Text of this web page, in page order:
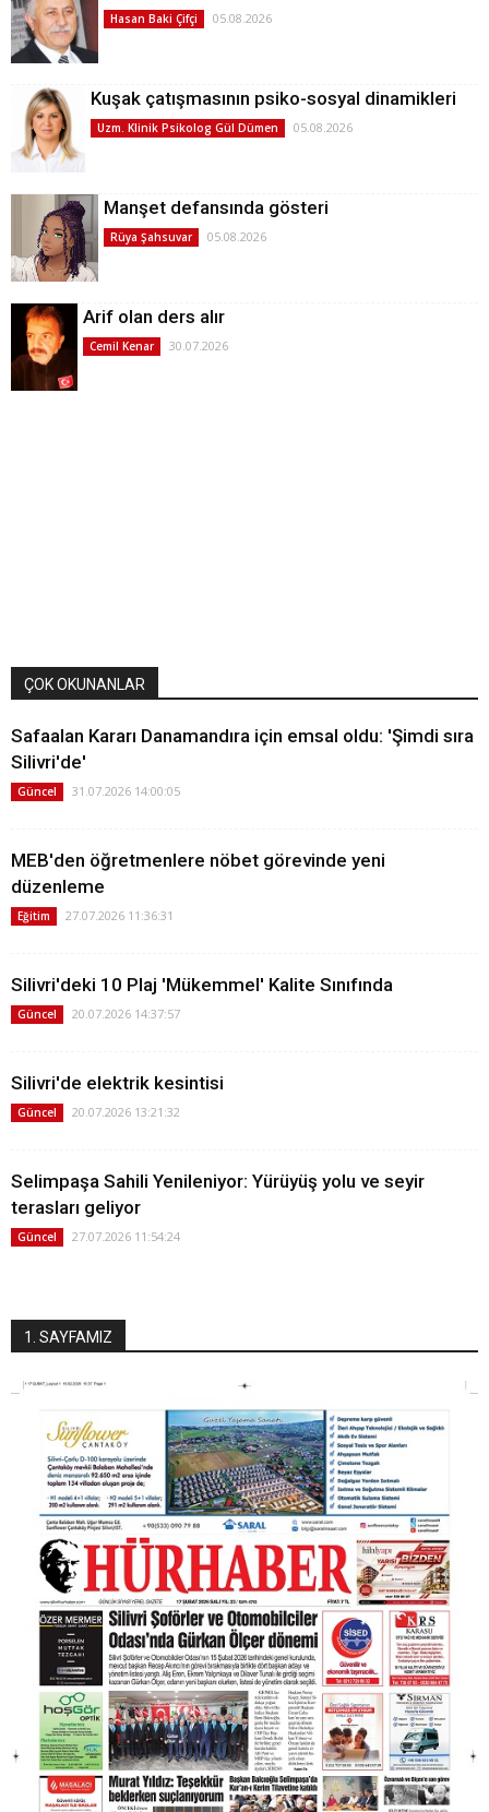
Hasan Baki Çifçi 05.08.2026
Kuşak çatışmasının psiko-sosyal dinamikleri
Uzm. Klinik Psikolog Gül Dümen 05.08.2026
Manşet defansında gösteri
Rüya Şahsuvar 05.08.2026
Arif olan ders alır
Cemil Kenar 30.07.2026
ÇOK OKUNANLAR
Safaalan Kararı Danamandıra için emsal oldu: 'Şimdi sıra
Silivri'de'
Güncel 31.07.2026 14:00:05
MEB'den öğretmenlere nöbet görevinde yeni
düzenleme
Eğitim 27.07.2026 11:36:31
Silivri'deki 10 Plaj 'Mükemmel' Kalite Sınıfında
Güncel 20.07.2026 14:37:57
Silivri'de elektrik kesintisi
Güncel 20.07.2026 13:21:32
Selimpaşa Sahili Yenileniyor: Yürüyüş yolu ve seyir
terasları geliyor
Güncel 27.07.2026 11:54:24
1. SAYFAMIZ